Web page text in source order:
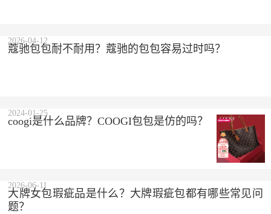
蔻驰包包耐不耐用？蔻驰的包包容易过时吗？
2026-04-12
coogi是什么品牌？COOGI包包是仿的吗？
2024-01-25
大牌女包瑕疵品是什么？大牌瑕疵包都有哪些常见问
题？
2026-06-11